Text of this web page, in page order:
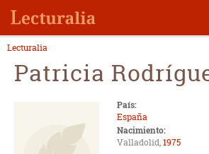
Lecturalia
Patricia
País:
España
Nacimiento:
Valladolid,1975